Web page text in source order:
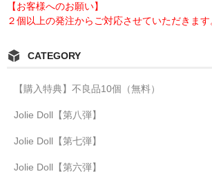
【お客様へのお願い】
２個以上の発注からご対応させていただきます
CATEGORY
【購入特典】不良品10個（無料）
Jolie Doll【第八弾】
Jolie Doll【第七弾】
Jolie Doll【第六弾】